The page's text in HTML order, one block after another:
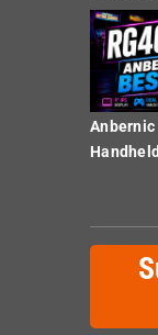
Anbernic